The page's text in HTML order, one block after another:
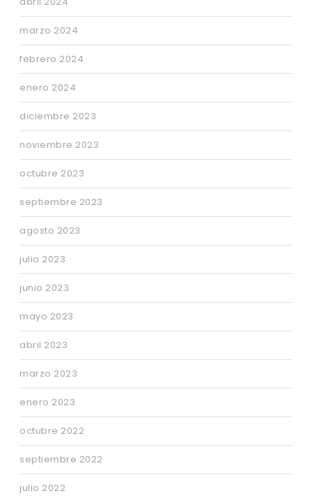
marzo 2024
febrero 2024
enero 2024
diciembre 2023
noviembre 2023
octubre 2023
septiembre 2023
agosto 2023
julio 2023
junio 2023
mayo 2023
abril 2023
marzo 2023
enero 2023
octubre 2022
septiembre 2022
julio 2022